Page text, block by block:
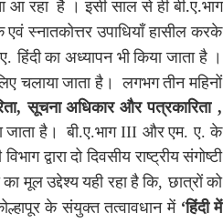
आ रहा है । इसी साल से ही बी.ए.भाग
एवं स्नातकोत्तर उपाधियाँ हासील करके
ए.हिंदी का अध्यापन भी किया जाता है ।
चलाया जाता है। लगभग तीन महिनों
,सूचना अधिकार और पत्रकारिता,
जाता है। बी.ए.भागIII और एम.ए.के
विभाग द्वारा दो दिवसीय राष्ट्रीय संगोष्टी
का मूल उद्देश्य यही रहा है कि,छात्रों को
के संयुक्त तत्वावधान में ‘हिंदी में